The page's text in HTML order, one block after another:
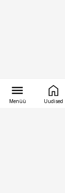
Menüü Uudised